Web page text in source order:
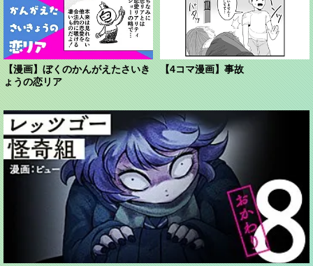
【漫画】ぼくのかんがえたさいき
ょうの恋リア
【4コマ漫画】事故